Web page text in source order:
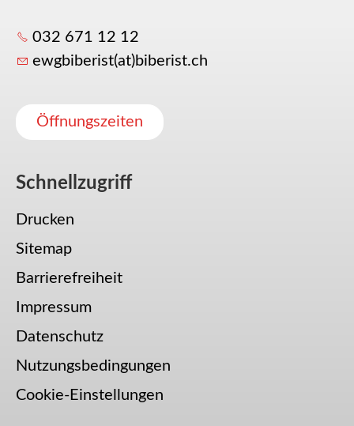
032 671 12 12
ewgbiberist(at)biberist.ch
Öffnungszeiten
Schnellzugriff
Drucken
Sitemap
Barrierefreiheit
Impressum
Datenschutz
Nutzungsbedingungen
Cookie-Einstellungen